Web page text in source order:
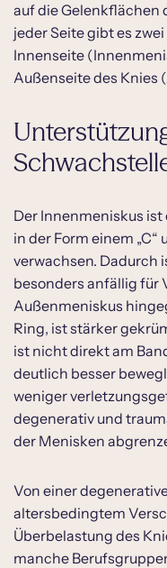
auf die Gelenkflächen
jeder Seite gibt es
Innenseite
Außenseite des Knies
Der Innenmeniskus
in der Form einem
verwachsen. Dadurch
besonders anfällig für
Außenmeniskus
Ring, ist stärker
ist nicht direkt am
deutlich besser
weniger
degenerativ und
der Menisken
Von einer
altersbedingtem
Überbelastung des
manche